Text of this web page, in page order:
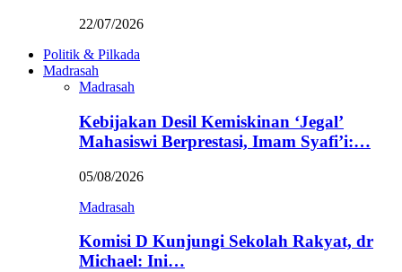
22/07/2026
Politik & Pilkada
Madrasah
Madrasah
Kebijakan Desil Kemiskinan ‘Jegal’
Mahasiswi Berprestasi, Imam Syafi’i:…
05/08/2026
Madrasah
Komisi D Kunjungi Sekolah Rakyat, dr
Michael: Ini…